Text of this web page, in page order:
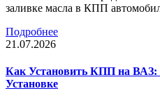
заливке масла в КПП
Подробнее
21.07.2026
Как Установить КПП на ВАЗ:
Установке